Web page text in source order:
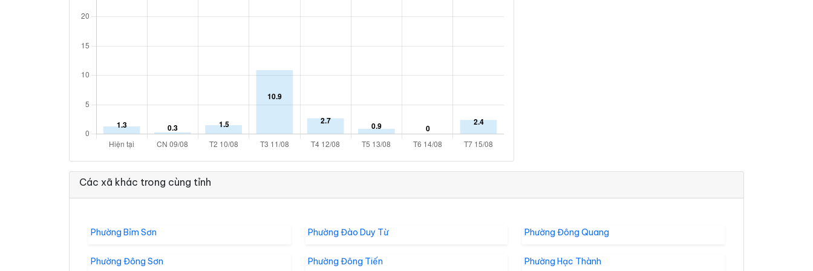
Các xã khác trong cùng tỉnh
Phường Bỉm Sơn Phường Đào Duy Từ Phường Đông Quang
Phường Đông Sơn Phường Đông Tiến Phường Hạc Thành